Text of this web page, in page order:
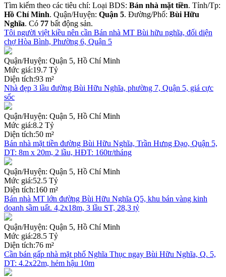
Tìm kiếm theo các tiêu chí: Loại BDS: Bán nhà mặt tiền. Tỉnh/Tp:
Hồ Chí Minh. Quận/Huyện: Quận 5. Đường/Phố: Bùi Hữu
Nghĩa. Có 77 bất động sản.
Tôi người việt kiều nên cần Bán nhà MT Bùi hữu nghĩa, đối diện
chợ Hòa Bình, Phường 6, Quận 5
Quận/Huyện: Quận 5, Hồ Chí Minh
Mức giá:19.7 Tỷ
Diện tích:93 m²
Nhà đẹp 3 lầu đường Bùi Hữu Nghĩa, phường 7, Quận 5, giá cực
sốc
Quận/Huyện: Quận 5, Hồ Chí Minh
Mức giá:8.2 Tỷ
Diện tích:50 m²
Bán nhà mặt tiền đường Bùi Hữu Nghĩa, Trần Hưng Đạo, Quận 5,
DT: 8m x 20m, 2 lầu, HĐT: 160tr/tháng
Quận/Huyện: Quận 5, Hồ Chí Minh
Mức giá:52.5 Tỷ
Diện tích:160 m²
Bán nhà MT lớn đường Bùi Hữu Nghĩa Q5, khu bán vàng kinh
doanh sầm uất. 4,2x18m, 3 lầu ST, 28,3 tỷ
Quận/Huyện: Quận 5, Hồ Chí Minh
Mức giá:28.5 Tỷ
Diện tích:76 m²
Cần bán gấp nhà mặt phố Nghĩa Thục ngay Bùi Hữu Nghĩa, Q. 5,
DT: 4.2x22m, hẻm hậu 10m